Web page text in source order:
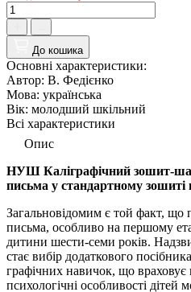
До кошика
Основні характеристики:
Автор: В. Федієнко
Мова: українська
Вік: молодший шкільний
Всі характеристики
Опис
НУШ Каліграфічний зошит-
письма у стандартному зошиті
Загальновідомим є той факт, що
письма, особливо на першому
дитини шести-семи років.
стає вибір додаткового
графічних навичок, що враховує
психологічні особливості дітей